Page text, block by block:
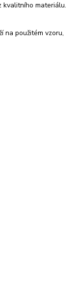
kvalitního materiálu.
na použitém vzoru,